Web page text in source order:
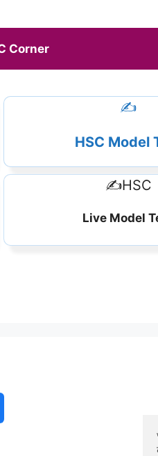
Corner
✍️
HSC Model
✍️HSC
Live Model